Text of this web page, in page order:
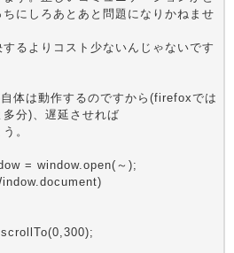
にしろあとあと問題になりかねませ
るよりコスト少ないんじゃないです
体は動作するのですから(firefoxでは
分)、遅延させれば
。
= window.open(～);